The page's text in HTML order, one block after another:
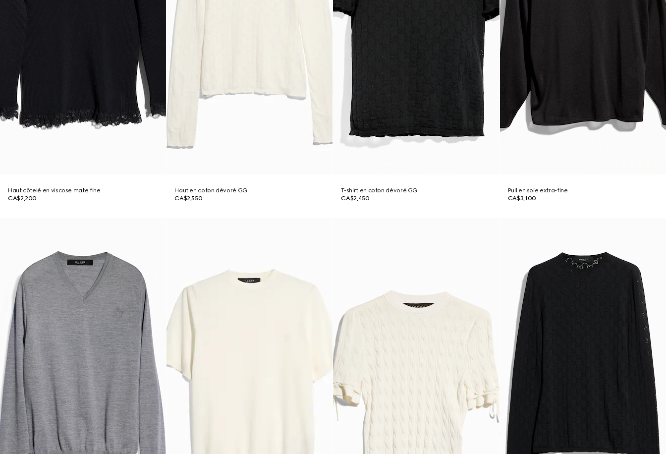
Haut côtelé en viscose mate fine
CA$2,200
Haut en coton dévoré GG
CA$2,550
T-shirt en coton dévoré GG
CA$2,450
Pull en soie extra-fine
CA$3,100